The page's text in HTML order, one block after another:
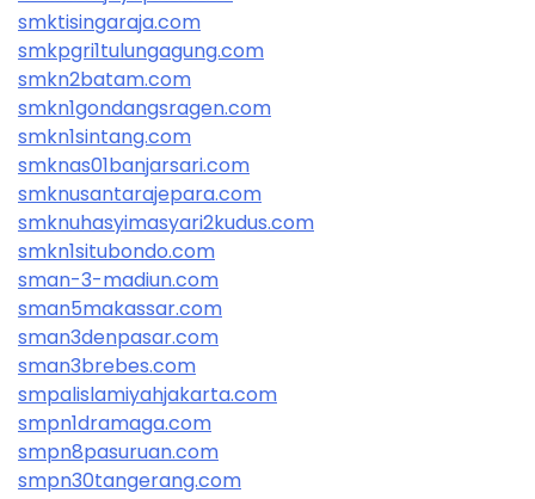
smktisingaraja.com
smkpgri1tulungagung.com
smkn2batam.com
smkn1gondangsragen.com
smkn1sintang.com
smknas01banjarsari.com
smknusantarajepara.com
smknuhasyimasyari2kudus.com
smkn1situbondo.com
sman-3-madiun.com
sman5makassar.com
sman3denpasar.com
sman3brebes.com
smpalislamiyahjakarta.com
smpn1dramaga.com
smpn8pasuruan.com
smpn30tangerang.com